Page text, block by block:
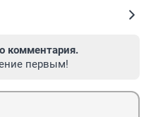
комментария.
первым!